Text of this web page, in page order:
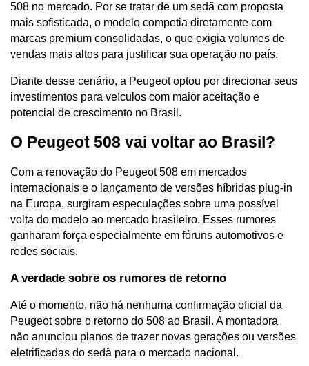
508 no mercado. Por se tratar de um sedã com proposta
mais sofisticada, o modelo competia diretamente com
marcas premium consolidadas, o que exigia volumes de
vendas mais altos para justificar sua operação no país.
Diante desse cenário, a Peugeot optou por direcionar seus
investimentos para veículos com maior aceitação e
potencial de crescimento no Brasil.
O Peugeot 508 vai voltar ao Brasil?
Com a renovação do Peugeot 508 em mercados
internacionais e o lançamento de versões híbridas plug-in
na Europa, surgiram especulações sobre uma possível
volta do modelo ao mercado brasileiro. Esses rumores
ganharam força especialmente em fóruns automotivos e
redes sociais.
A verdade sobre os rumores de retorno
Até o momento, não há nenhuma confirmação oficial da
Peugeot sobre o retorno do 508 ao Brasil. A montadora
não anunciou planos de trazer novas gerações ou versões
eletrificadas do sedã para o mercado nacional.